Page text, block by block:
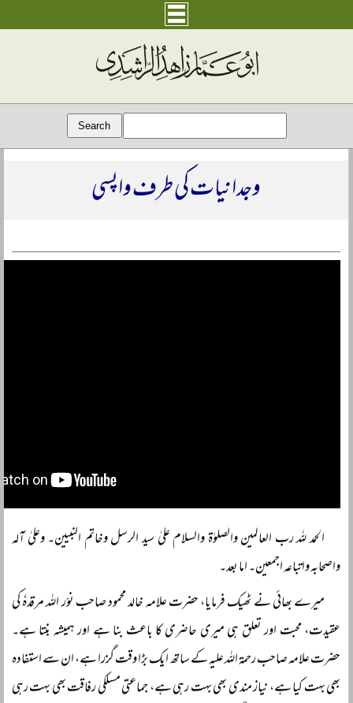
وجدانیات کی طرف واپسی
الحمد للہ رب العالمین والصلوٰۃ والسلام علیٰ سید الرسل وخاتم النبیین۔ وعلیٰ آلہ
واصحابہ واتباعہ اجمعین۔ اما بعد۔
میرے بھائی نے ٹھیک فرمایا، حضرت علامہ خالد محمود صاحب نوّر اللہ مرقدہٗ کی
عقیدت، محبت اور تعلق ہی میری حاضری کا باعث بنا ہے اور ہمیشہ بنتا ہے۔
حضرت علامہ صاحب رحمۃ اللہ علیہ کے ساتھ ایک بڑا وقت گزرا ہے، ان سے استفادہ
بھی بہت کیا ہے، نیاز مندی بھی بہت رہی ہے، جماعتی مسلکی رفاقت بھی بہت رہی